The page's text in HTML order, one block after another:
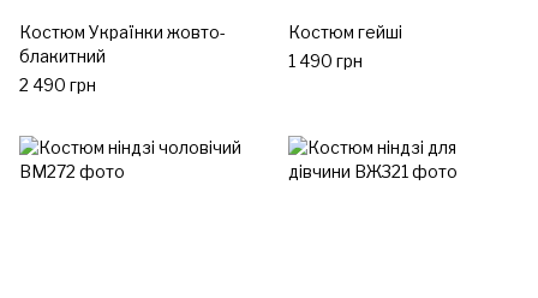
Костюм Українки жовто-
блакитний
2 490 грн
Костюм гейші
1 490 грн